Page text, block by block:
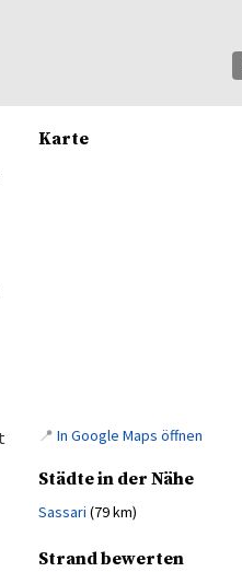
Karte
📍 In Google Maps öffnen
Städte in der Nähe
Sassari (79 km)
Strand bewerten